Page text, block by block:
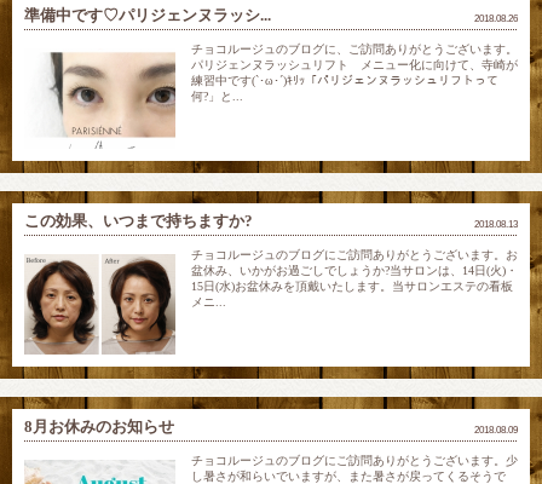
2018.08.26
準備中です♡パリジェンヌラッシ...
チョコルージュのブログに、ご訪問ありがとうございます。
パリジェンヌラッシュリフト メニュー化に向けて、寺崎が
練習中です(`･ω･´)ｷﾘｯ「パリジェンヌラッシュリフトって
何?」と...
2018.08.13
この効果、いつまで持ちますか?
チョコルージュのブログにご訪問ありがとうございます。お
盆休み、いかがお過ごしでしょうか?当サロンは、14日(火)・
15日(水)お盆休みを頂戴いたします。当サロンエステの看板
メニ...
2018.08.09
8月お休みのお知らせ
チョコルージュのブログにご訪問ありがとうございます。少
し暑さが和らいでいますが、また暑さが戻ってくるそうで